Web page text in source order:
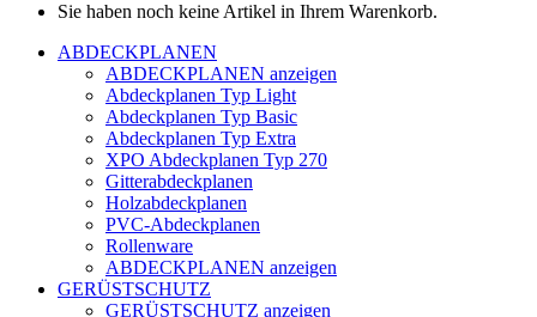
Sie haben noch keine Artikel in Ihrem Warenkorb.
ABDECKPLANEN
ABDECKPLANEN anzeigen
Abdeckplanen Typ Light
Abdeckplanen Typ Basic
Abdeckplanen Typ Extra
XPO Abdeckplanen Typ 270
Gitterabdeckplanen
Holzabdeckplanen
PVC-Abdeckplanen
Rollenware
ABDECKPLANEN anzeigen
GERÜSTSCHUTZ
GERÜSTSCHUTZ anzeigen